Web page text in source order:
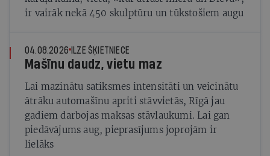
ir vairāk nekā 450 skulptūru un tūkstošiem augu
04.08.2026 ILZE ŠĶIETNIECE
Mašīnu daudz, vietu maz
Lai mazinātu satiksmes intensitāti un veicinātu
ātrāku automašīnu apriti stāvvietās, Rīgā jau
gadiem darbojas maksas stāvlaukumi. Lai gan
piedāvājums aug, pieprasījums joprojām ir
lielāks